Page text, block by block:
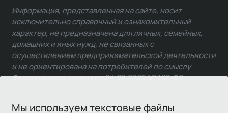
Мы используем текстовые файлы
Информация, представленная на сайте, носит
исключительно справочный и ознакомительный
характер, не предназначена для личных, семейных,
домашних и иных нужд, не связанных с
осуществлением предпринимательской деятельности
и не ориентирована на потребителей по смыслу
Федерального закона от 24.06.2025 № 168-ФЗ.